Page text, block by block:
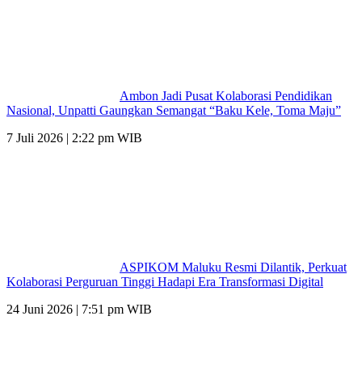
Ambon Jadi Pusat Kolaborasi Pendidikan
Nasional, Unpatti Gaungkan Semangat “Baku Kele, Toma Maju”
7 Juli 2026 | 2:22 pm WIB
ASPIKOM Maluku Resmi Dilantik, Perkuat
Kolaborasi Perguruan Tinggi Hadapi Era Transformasi Digital
24 Juni 2026 | 7:51 pm WIB